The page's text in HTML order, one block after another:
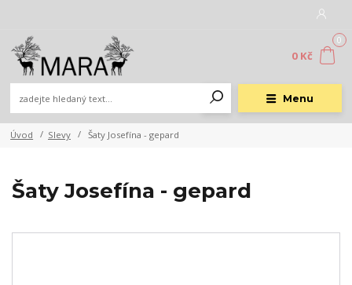
Menu
0
0 Kč
Úvod Slevy Šaty Josefína - gepard
Šaty Josefína - gepard